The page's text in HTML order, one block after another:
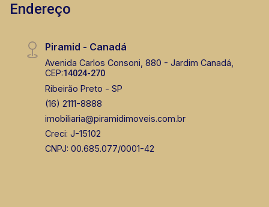
Endereço
Piramid - Canadá
Avenida Carlos Consoni, 880 - Jardim Canadá,
CEP:14024-270
Ribeirão Preto - SP
(16) 2111-8888
imobiliaria@piramidimoveis.com.br
Creci: J-15102
CNPJ: 00.685.077/0001-42